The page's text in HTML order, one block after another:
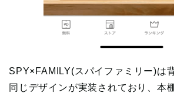
SPY×FAMILY(スパイファミリー)は
同じデザインが実装されており、本